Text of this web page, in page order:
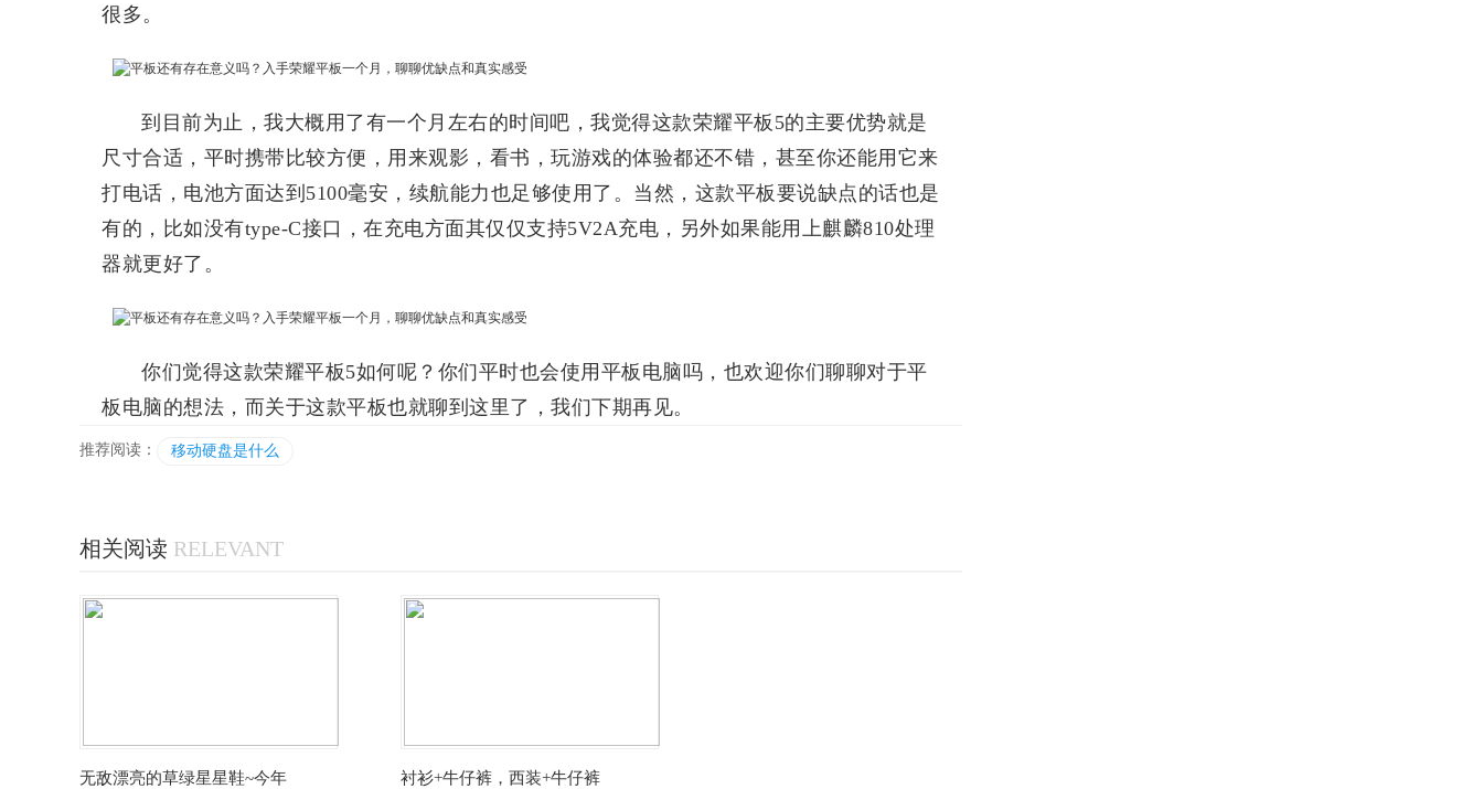
很多。
到目前为止，我大概用了有一个月左右的时间吧，我觉得这款荣耀平板5的主要优势就是
尺寸合适，平时携带比较方便，用来观影，看书，玩游戏的体验都还不错，甚至你还能用它来
打电话，电池方面达到5100毫安，续航能力也足够使用了。当然，这款平板要说缺点的话也是
有的，比如没有type-C接口，在充电方面其仅仅支持5V2A充电，另外如果能用上麒麟810处理
器就更好了。
你们觉得这款荣耀平板5如何呢？你们平时也会使用平板电脑吗，也欢迎你们聊聊对于平
板电脑的想法，而关于这款平板也就聊到这里了，我们下期再见。
推荐阅读： 移动硬盘是什么
相关阅读 RELEVANT
无敌漂亮的草绿星星鞋~今年 衬衫+牛仔裤，西装+牛仔裤